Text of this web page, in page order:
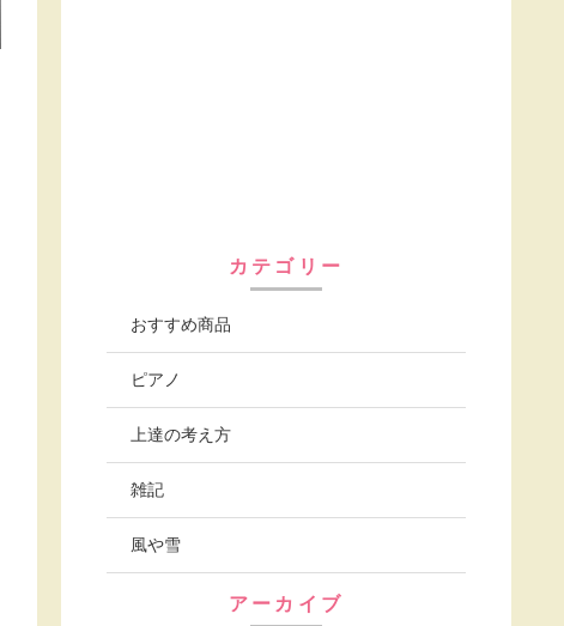
カテゴリー
おすすめ商品
ピアノ
上達の考え方
雑記
風や雪
アーカイブ